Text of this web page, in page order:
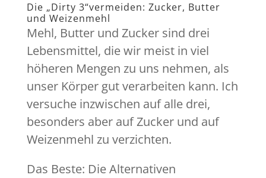
Die „Dirty 3“vermeiden: Zucker, Butter
und Weizenmehl
Mehl, Butter und Zucker sind drei
Lebensmittel, die wir meist in viel
höheren Mengen zu uns nehmen, als
unser Körper gut verarbeiten kann. Ich
versuche inzwischen auf alle drei,
besonders aber auf Zucker und auf
Weizenmehl zu verzichten.
Das Beste: Die Alternativen